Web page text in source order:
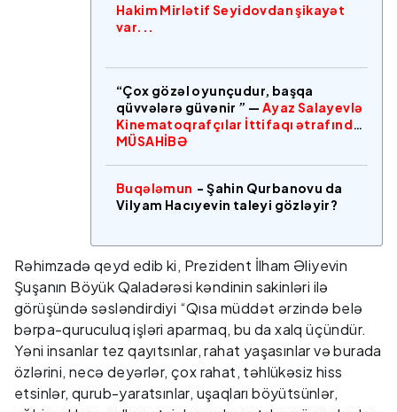
Hakim Mirlətif Seyidovdan şikayət
var...
“Çox gözəl oyunçudur, başqa
qüvvələrə güvənir ” — Ayaz Salayevlə
Kinematoqrafçılar İttifaqı ətrafında
MÜSAHİBƏ
Buqələmun - Şahin Qurbanovu da
Vilyam Hacıyevin taleyi gözləyir?
Rəhimzadə qeyd edib ki, Prezident İlham Əliyevin
Şuşanın Böyük Qaladərəsi kəndinin sakinləri ilə
görüşündə səsləndirdiyi “Qısa müddət ərzində belə
bərpa-quruculuq işləri aparmaq, bu da xalq üçündür.
Yəni insanlar tez qayıtsınlar, rahat yaşasınlar və burada
özlərini, necə deyərlər, çox rahat, təhlükəsiz hiss
etsinlər, qurub-yaratsınlar, uşaqları böyütsünlər,